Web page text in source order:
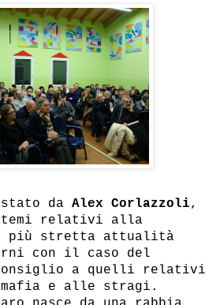
da Alex Corlazzoli,
relativi alla
più stretta attualità
con il caso del
a quelli relativi
e alle stragi.